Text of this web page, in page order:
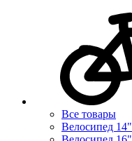
Все товары
Велосипед 14"